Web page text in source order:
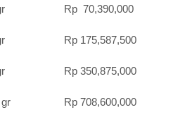
gr Rp 70,390,000
gr Rp 175,587,500
gr Rp 350,875,000
gr Rp 708,600,000